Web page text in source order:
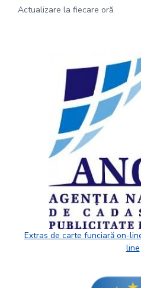
Actualizare la fiecare oră.
Extras de carte funciară on-
line